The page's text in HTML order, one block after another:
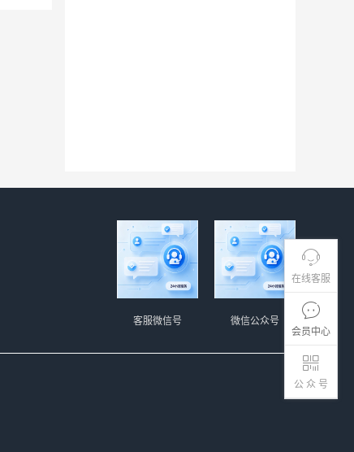
在线客服
会员中心
公 众 号
微信公众号
客服微信号